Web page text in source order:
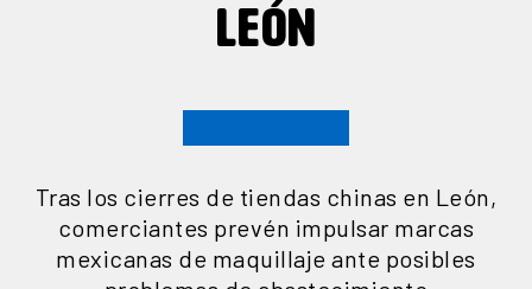
LEÓN
Tras los cierres de tiendas chinas en León,
comerciantes prevén impulsar marcas
mexicanas de maquillaje ante posibles